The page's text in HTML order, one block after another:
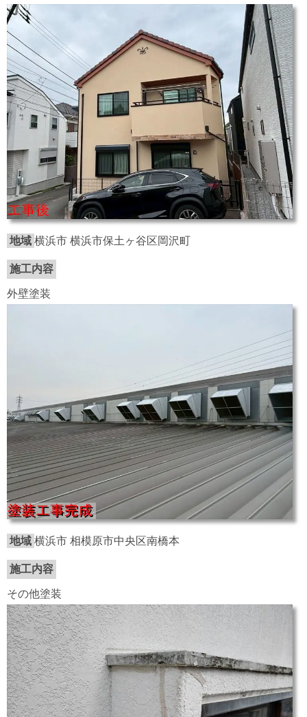
地域 横浜市 横浜市保土ヶ谷区岡沢町
施工内容
外壁塗装
地域 横浜市 相模原市中央区南橋本
施工内容
その他塗装